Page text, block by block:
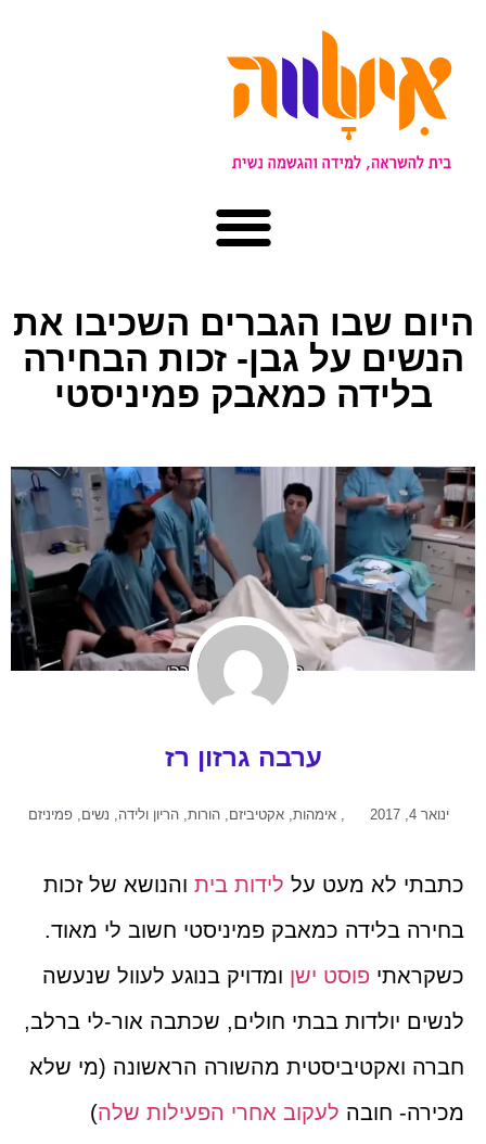
היום שבו הגברים השכיבו את
הנשים על גבן- זכות הבחירה
בלידה כמאבק פמיניסטי
ערבה גרזון רז
ינואר 4, 2017 אימהות אקטיביזם הורות הריון ולידה נשים פמיניזם
כתבתי לא מעט על לידות בית והנושא של זכות
בחירה בלידה כמאבק פמיניסטי חשוב לי מאוד.
כשקראתי פוסט ישן ומדויק בנוגע לעוול שנעשה
לנשים יולדות בבתי חולים, שכתבה אור-לי ברלב,
חברה ואקטיביסטית מהשורה הראשונה (מי שלא
מכירה- חובה לעקוב אחרי הפעילות שלה)